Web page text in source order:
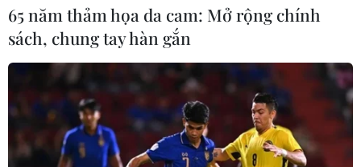
65 năm thảm họa da cam: Mở rộng chính
sách, chung tay hàn gắn